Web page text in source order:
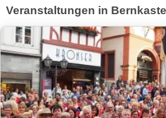
Veranstaltungen in